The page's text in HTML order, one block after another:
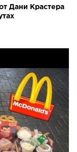
Дани Крастера